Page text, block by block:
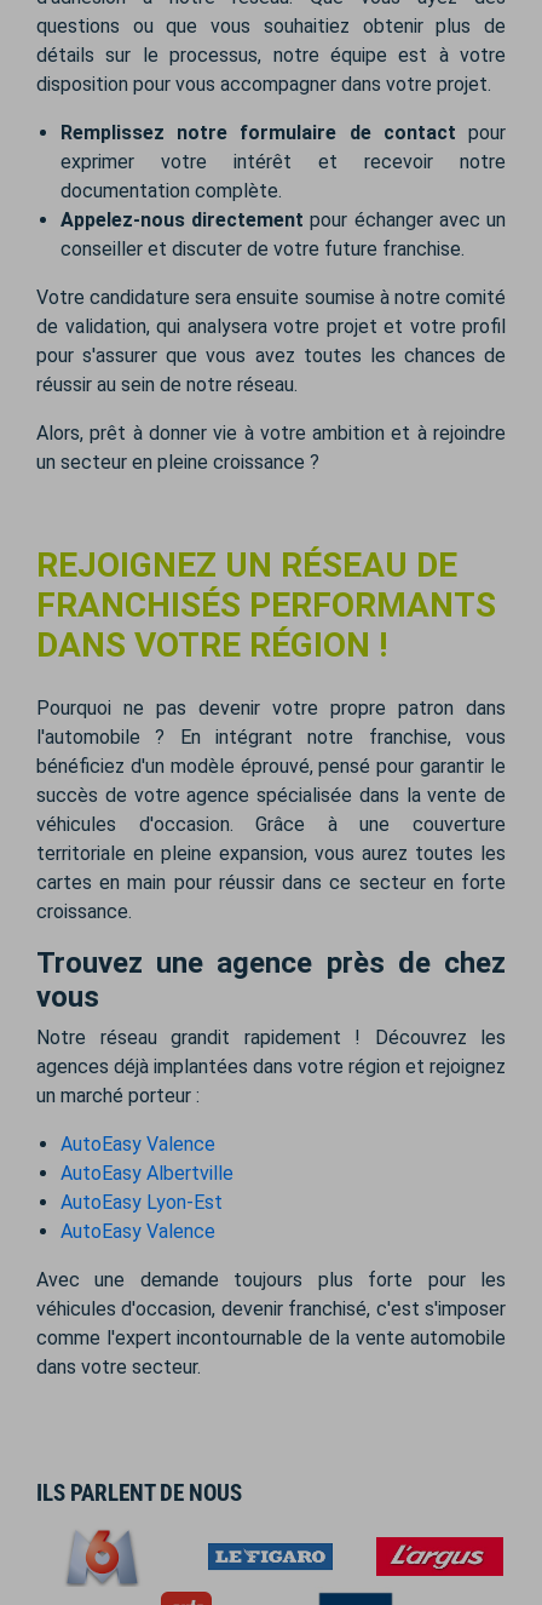
questions ou que vous souhaitiez obtenir plus de
détails sur le processus, notre équipe est à votre
disposition pour vous accompagner dans votre projet.
Remplissez notre formulaire de contact pour
exprimer votre intérêt et recevoir notre
documentation complète.
Appelez-nous directement pour échanger avec un
conseiller et discuter de votre future franchise.
Votre candidature sera ensuite soumise à notre comité
de validation, qui analysera votre projet et votre profil
pour s'assurer que vous avez toutes les chances de
réussir au sein de notre réseau.
Alors, prêt à donner vie à votre ambition et à rejoindre
un secteur en pleine croissance ?
REJOIGNEZ UN RÉSEAU DE
FRANCHISÉS PERFORMANTS
DANS VOTRE RÉGION !
Pourquoi ne pas devenir votre propre patron dans
l'automobile ? En intégrant notre franchise, vous
bénéficiez d'un modèle éprouvé, pensé pour garantir le
succès de votre agence spécialisée dans la vente de
véhicules d'occasion. Grâce à une couverture
territoriale en pleine expansion, vous aurez toutes les
cartes en main pour réussir dans ce secteur en forte
croissance.
Trouvez une agence près de chez
vous
Notre réseau grandit rapidement ! Découvrez les
agences déjà implantées dans votre région et rejoignez
un marché porteur :
AutoEasy Valence
AutoEasy Albertville
AutoEasy Lyon-Est
AutoEasy Valence
Avec une demande toujours plus forte pour les
véhicules d'occasion, devenir franchisé, c'est s'imposer
comme l'expert incontournable de la vente automobile
dans votre secteur.
ILS PARLENT DE NOUS